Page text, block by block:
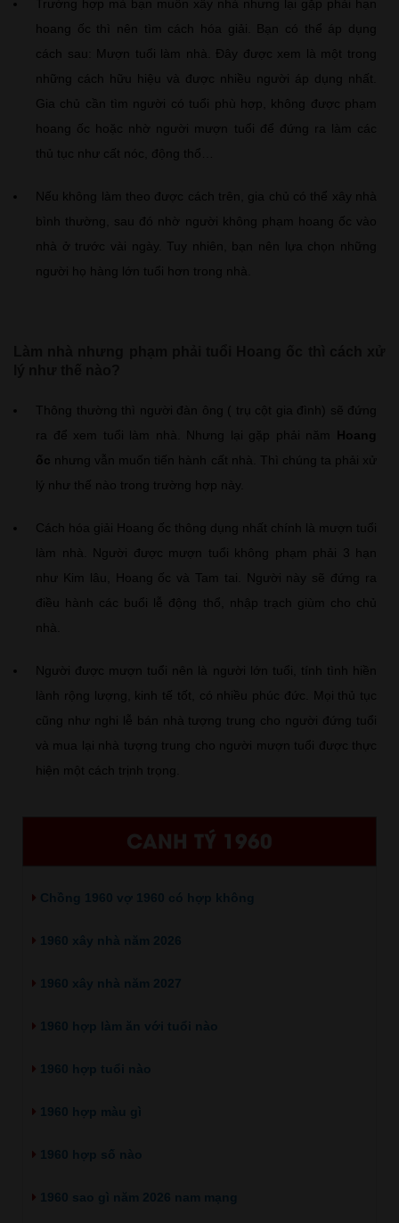
Trường hợp mà bạn muốn xây nhà nhưng lại gặp phải hạn
hoang ốc thì nên tìm cách hóa giải. Bạn có thể áp dụng
cách sau: Mượn tuổi làm nhà. Đây được xem là một trong
những cách hữu hiệu và được nhiều người áp dụng nhất.
Gia chủ cần tìm người có tuổi phù hợp, không được phạm
hoang ốc hoặc nhờ người mượn tuổi để đứng ra làm các
thủ tục như cất nóc, động thổ…
Nếu không làm theo được cách trên, gia chủ có thể xây nhà
bình thường, sau đó nhờ người không phạm hoang ốc vào
nhà ở trước vài ngày. Tuy nhiên, bạn nên lựa chọn những
người họ hàng lớn tuổi hơn trong nhà.
Thông thường thì người đàn ông ( trụ cột gia đình) sẽ đứng
ra để xem tuổi làm nhà. Nhưng lại gặp phải năm Hoang
ốc nhưng vẫn muốn tiến hành cất nhà. Thì chúng ta phải xử
lý như thế nào trong trường hợp này.
Cách hóa giải Hoang ốc thông dụng nhất chính là mượn tuổi
làm nhà. Người được mượn tuổi không phạm phải 3 hạn
như Kim lâu, Hoang ốc và Tam tai. Người này sẽ đứng ra
điều hành các buổi lễ động thổ, nhập trạch giùm cho chủ
nhà.
Người được mượn tuổi nên là người lớn tuổi, tính tình hiền
lành rộng lượng, kinh tế tốt, có nhiều phúc đức. Mọi thủ tục
cũng như nghi lễ bán nhà tượng trung cho người đứng tuổi
và mua lại nhà tượng trung cho người mượn tuổi được thực
hiện một cách trịnh trọng.
CANH TÝ 1960
Chồng 1960 vợ 1960 có hợp không
1960 xây nhà năm 2026
1960 xây nhà năm 2027
1960 hợp làm ăn với tuổi nào
1960 hợp tuổi nào
1960 hợp màu gì
1960 hợp số nào
1960 sao gì năm 2026 nam mạng